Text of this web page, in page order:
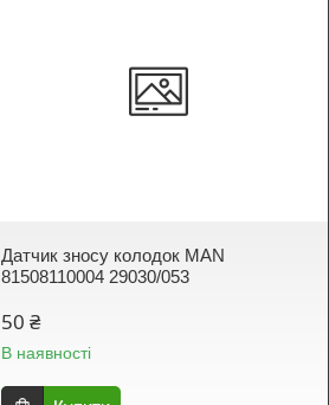
Датчик зносу колодок MAN
81508110004 29030/053
50 ₴
В наявності